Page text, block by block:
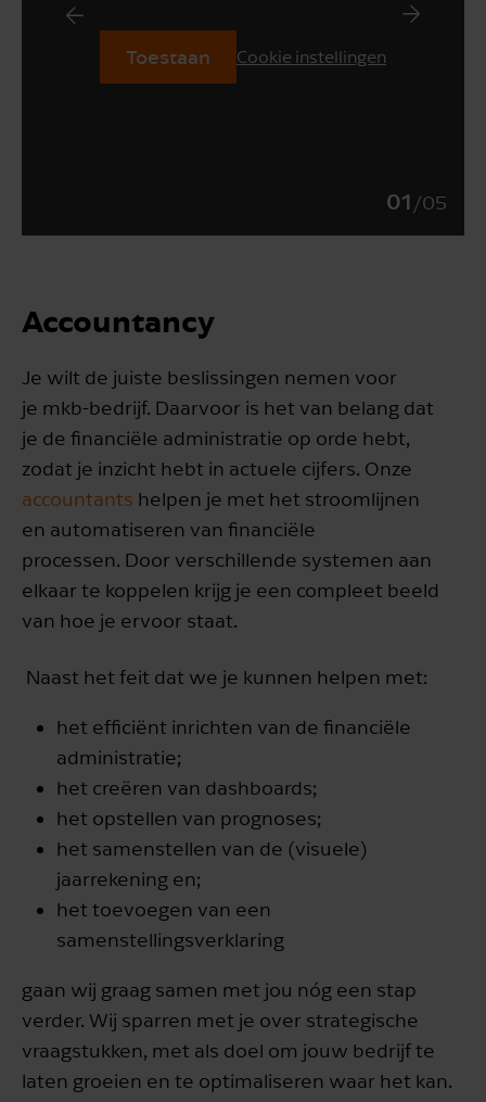
Toestaan Cookie instellingen
01 /05
Accountancy
Je wilt de juiste beslissingen nemen voor
je mkb-bedrijf. Daarvoor is het van belang dat
je de financiële administratie op orde hebt,
zodat je inzicht hebt in actuele cijfers. Onze
accountants helpen je met het stroomlijnen
en automatiseren van financiële
processen. Door verschillende systemen aan
elkaar te koppelen krijg je een compleet beeld
van hoe je ervoor staat.
Naast het feit dat we je kunnen helpen met:
het efficiënt inrichten van de financiële
administratie;
het creëren van dashboards;
het opstellen van prognoses;
het samenstellen van de (visuele)
jaarrekening en;
het toevoegen van een
samenstellingsverklaring
gaan wij graag samen met jou nóg een stap
verder. Wij sparren met je over strategische
vraagstukken, met als doel om jouw bedrijf te
laten groeien en te optimaliseren waar het kan.